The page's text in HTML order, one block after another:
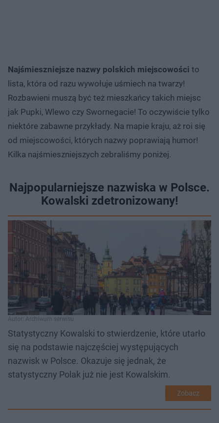
Najśmieszniejsze nazwy polskich miejscowości to
lista, która od razu wywołuje uśmiech na twarzy!
Rozbawieni muszą być też mieszkańcy takich miejsc
jak Pupki, Wlewo czy Swornegacie! To oczywiście tylko
niektóre zabawne przykłady. Na mapie kraju, aż roi się
od miejscowości, których nazwy poprawiają humor!
Kilka najśmieszniejszych zebraliśmy poniżej.
Najpopularniejsze nazwiska w Polsce.
Kowalski zdetronizowany!
Autor: Archiwum serwisu
Statystyczny Kowalski to stwierdzenie, które utarło
się na podstawie najczęściej występujących
nazwisk w Polsce. Okazuje się jednak, że
statystyczny Polak już nie jest Kowalskim.
Zobacz